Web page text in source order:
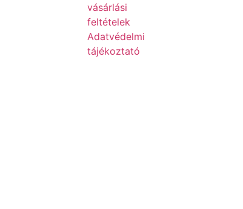
vásárlási
feltételek
Adatvédelmi
tájékoztató